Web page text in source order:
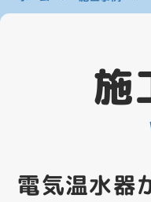
施
電気温水器